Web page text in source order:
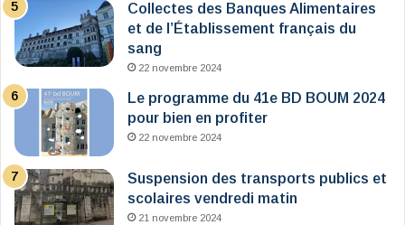
Collectes des Banques Alimentaires
et de l’Établissement français du
sang
22 novembre 2024
Le programme du 41e BD BOUM 2024
pour bien en profiter
22 novembre 2024
Suspension des transports publics et
scolaires vendredi matin
21 novembre 2024